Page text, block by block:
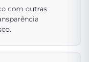
com outras